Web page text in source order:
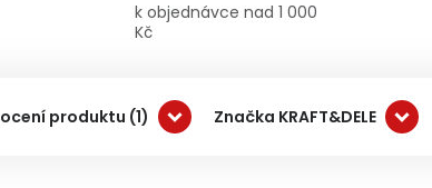
k objednávce nad 1 000
Kč
produktu (1) Značka KRAFT&DELE